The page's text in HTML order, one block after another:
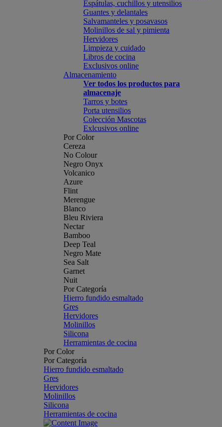
Espátulas, cuchillos y utensilios
Guantes y delantales
Salvamanteles y posavasos
Molinillos de sal y pimienta
Hervidores
Limpieza y cuidado
Libros de cocina
Exclusivos online
Almacenamiento
Ver todos los productos para
almacenaje
Tarros y botes
Porta utensilios
Colección Mascotas
Exlcusivos online
Por Color
Cereza
No Colour
Negro Onyx
Volcanico
Azure
Flint
Merengue
Blanco
Bleu Riviera
Nectar
Bamboo
Deep Teal
Negro Mate
Sea Salt
Garnet
Nuit
Por Categoría
Hierro fundido esmaltado
Gres
Hervidores
Molinillos
Silicona
Herramientas de cocina
Por Color
Por Categoría
Hierro fundido esmaltado
Gres
Hervidores
Molinillos
Silicona
Herramientas de cocina